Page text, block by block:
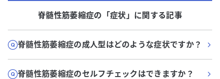
脊髄性筋萎縮症の「症状 」に関する記事
脊髄性筋萎縮症の成人型はどのような症状ですか？
脊髄性筋萎縮症のセルフチェックはできますか？